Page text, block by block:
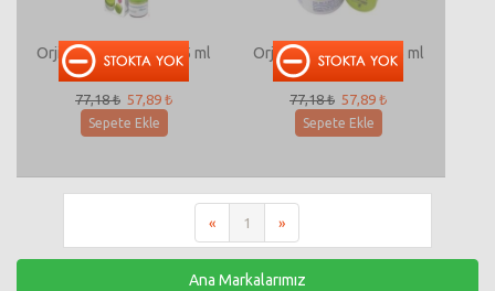
Orjin Krem 100 ml + 25 ml
Hediye
77,18 ₺ 57,89 ₺
Sepete Ekle
Orjin Krem 100 ml +25 ml
Hediye
77,18 ₺ 57,89 ₺
Sepete Ekle
« 1 »
Ana Markalarımız